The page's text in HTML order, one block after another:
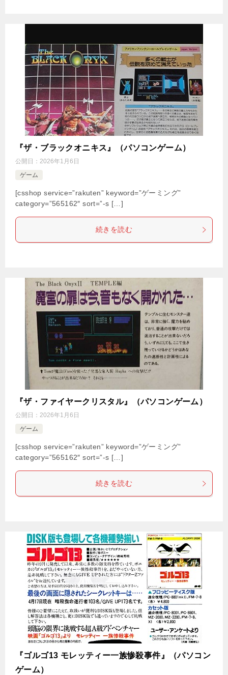
『ザ・ブラックオニキス』（パソコンゲーム）
公開日： 2026年1月6日
ゲーム
[csshop service=”rakuten” keyword=”ゲーミング”
category=”565162″ sort=”-s […]
続きを読む
『ザ・ファイヤークリスタル』（パソコンゲーム）
公開日： 2026年1月6日
ゲーム
[csshop service=”rakuten” keyword=”ゲーミング”
category=”565162″ sort=”-s […]
続きを読む
『ゴルゴ13 モレッティー一族惨殺事件』（パソコン
ゲーム）